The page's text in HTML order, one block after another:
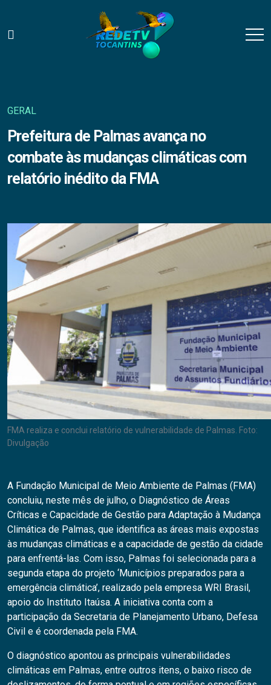
GERAL
Prefeitura de Palmas avança no
combate às mudanças climáticas com
relatório inédito da FMA
FMA realiza e conclui relatório de vulnerabilidade de Palmas. Foto:
Divulgação
A Fundação Municipal de Meio Ambiente de Palmas (FMA)
concluiu, neste mês de julho, o Diagnóstico de Áreas
Críticas e Capacidade de Gestão para Adaptação à Mudança
Climática de Palmas, que identifica as áreas mais expostas
às mudanças climáticas e a capacidade de gestão da cidade
para enfrentá-las. Com isso, Palmas foi selecionada para a
segunda etapa do projeto ‘Municípios preparados para a
emergência climática’, realizado pela empresa WRI Brasil,
apoio do Instituto Itaúsa. A iniciativa conta com a
participação da Secretaria de Planejamento Urbano, Defesa
Civil e é coordenada pela FMA.
O diagnóstico apontou as principais vulnerabilidades
climáticas em Palmas, entre outros itens, o baixo risco de